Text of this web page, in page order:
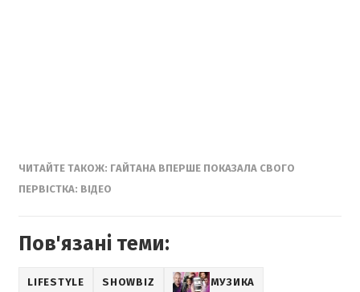
ЧИТАЙТЕ ТАКОЖ: ГАЙТАНА ВПЕРШЕ ПОКАЗАЛА СВОГО
ПЕРВІСТКА: ВІДЕО
Пов'язані теми:
LIFESTYLE SHOWBIZ МУЗИКА